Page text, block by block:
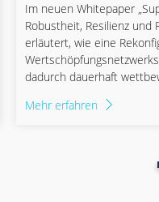
Im neuen Whitepaper
Robustheit, Resilienz und
erläutert, wie eine
dadurch dauerhaft
Mehr erfahren